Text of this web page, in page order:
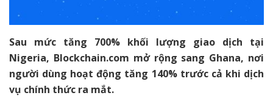
Sau mức tăng 700% khối lượng giao dịch tại
Nigeria, Blockchain.com mở rộng sang Ghana, nơi
người dùng hoạt động tăng 140% trước cả khi dịch
vụ chính thức ra mắt.